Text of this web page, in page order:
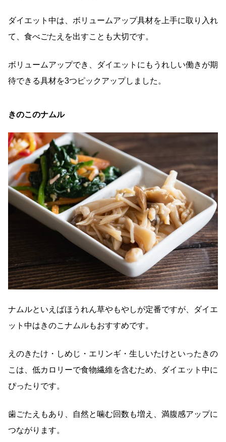
ダイエット中は、ボリュームアップ具材を上手に取り入れ
て、食べごたえを出すことも大切です。
ボリュームアップでき、ダイエットにもうれしい働きが期
待できる具材を3つピックアップしました。
きのこのナムル
ナムルといえばほうれん草やもやしが定番ですが、ダイエ
ット中はきのこナムルもおすすめです。
えのきたけ・しめじ・エリンギ・生しいたけといったきの
こは、低カロリーで食物繊維を含むため、ダイエット中に
ぴったりです。
歯ごたえもあり、自然と噛む回数も増え、満腹感アップに
つながります。